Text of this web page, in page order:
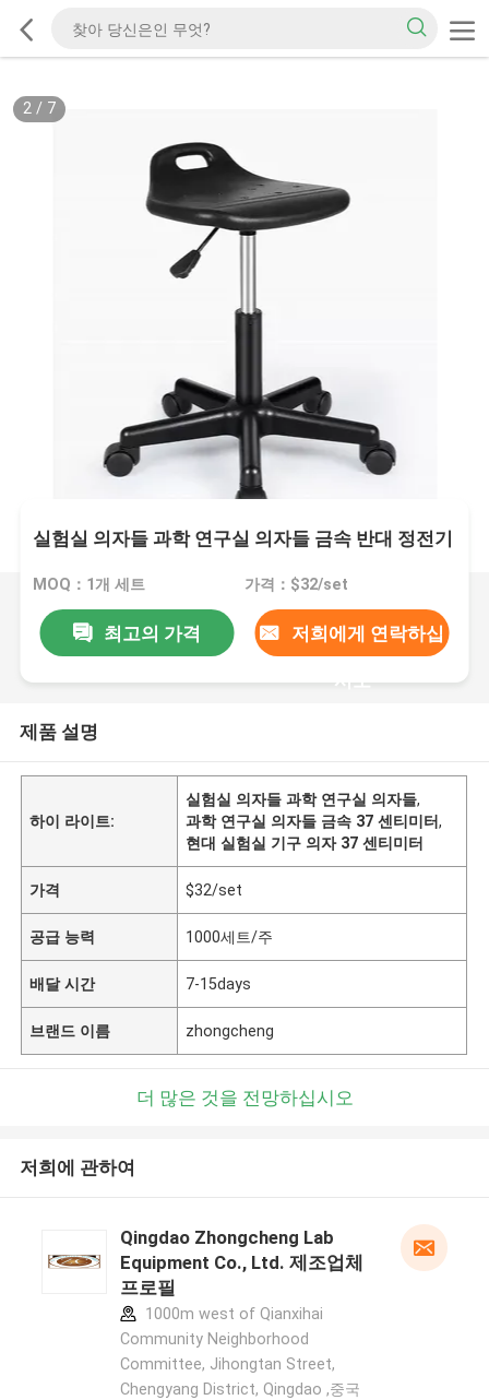
2/ 7
실험실 의자들 과학 연구실 의자들 금속 반대 정전기
MOQ：1개 세트 가격：$32/set
최고의 가격 저희에게 연락하십
시오
제품 설명
하이 라이트:
실험실 의자들 과학 연구실 의자들,
과학 연구실 의자들 금속 37 센티미터,
현대 실험실 기구 의자 37 센티미터
가격 $32/set
공급 능력 1000세트/주
배달 시간 7-15days
브랜드 이름 zhongcheng
더 많은 것을 전망하십시오
저희에 관하여
Qingdao Zhongcheng Lab
Equipment Co., Ltd. 제조업체
프로필
1000m west of Qianxihai
Community Neighborhood
Committee, Jihongtan Street,
Chengyang District, Qingdao ,중국